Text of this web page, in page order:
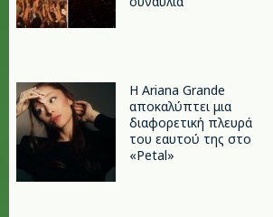
Η Ariana Grande
αποκαλύπτει μια
διαφορετική πλευρά
του εαυτού της στο
«Petal»